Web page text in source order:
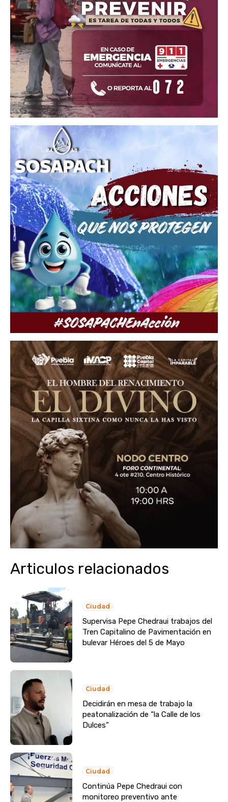
Articulos relacionados
Ciudad
Supervisa Pepe Chedraui trabajos del
Tren Capitalino de Pavimentación en
bulevar Héroes del 5 de Mayo
Ciudad
Decidirán en mesa de trabajo la
peatonalización de “la Calle de los
Dulces”
Ciudad
Continúa Pepe Chedraui con
monitoreo preventivo ante